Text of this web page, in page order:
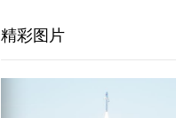
精彩图片